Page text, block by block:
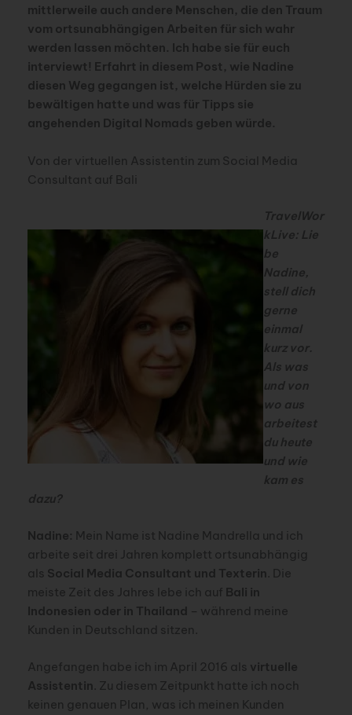
mittlerweile auch andere Menschen, die den Traum
vom ortsunabhängigen Arbeiten für sich wahr
werden lassen möchten. Ich habe sie für euch
interviewt! Erfahrt in diesem Post, wie Nadine
diesen Weg gegangen ist, welche Hürden sie zu
bewältigen hatte und was für Tipps sie
angehenden Digital Nomads geben würde.
Von der virtuellen Assistentin zum Social Media
Consultant auf Bali
TravelWor
kLive: Lie
be
Nadine,
stell dich
gerne
einmal
kurz vor.
Als was
und von
wo aus
arbeitest
du heute
und wie
kam es
dazu?
Nadine: Mein Name ist Nadine Mandrella und ich
arbeite seit drei Jahren komplett ortsunabhängig
als Social Media Consultant und Texterin . Die
meiste Zeit des Jahres lebe ich auf Bali in
Indonesien oder in Thailand – während meine
Kunden in Deutschland sitzen.
Angefangen habe ich im April 2016 als virtuelle
Assistentin . Zu diesem Zeitpunkt hatte ich noch
keinen genauen Plan, was ich meinen Kunden